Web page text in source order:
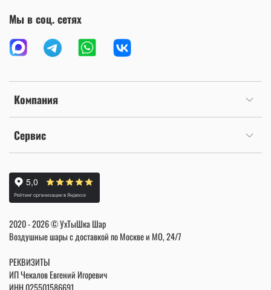
Компания
Сервис
Мы в соц. сетях
2020 - 2026 © УхТыШка Шар
Воздушные шары с доставкой по Москве и МО, 24/7
РЕКВИЗИТЫ
ИП Чекалов Евгений Игоревич
ИНН025501586691